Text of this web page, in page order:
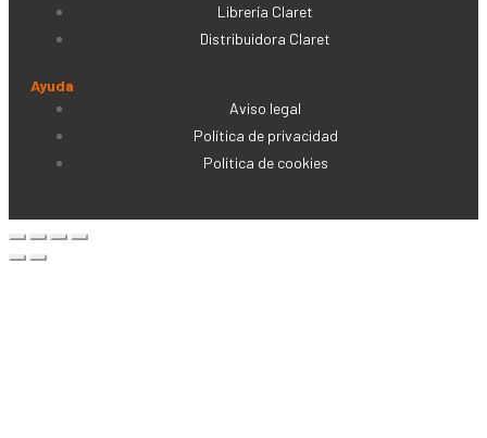
Librería Claret
Distribuidora Claret
Ayuda
Aviso legal
Política de privacidad
Política de cookies